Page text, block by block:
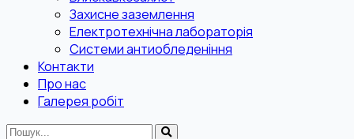
Захисне заземлення
Електротехнічна лабораторія
Системи антиобледеніння
Контакти
Про нас
Галерея робіт